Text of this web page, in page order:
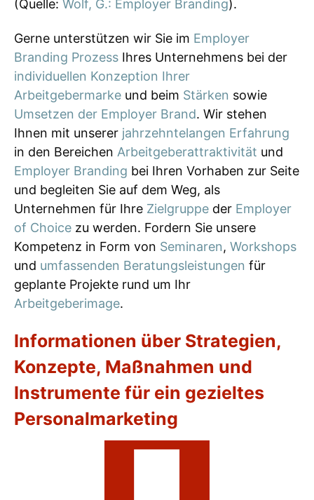
(Quelle: Wolf, G.: Employer Branding).
Gerne unterstützen wir Sie im Employer
Branding Prozess Ihres Unternehmens bei der
individuellen Konzeption Ihrer
Arbeitgebermarke und beim Stärken sowie
Umsetzen der Employer Brand. Wir stehen
Ihnen mit unserer jahrzehntelangen Erfahrung
in den Bereichen Arbeitgeberattraktivität und
Employer Branding bei Ihren Vorhaben zur Seite
und begleiten Sie auf dem Weg, als
Unternehmen für Ihre Zielgruppe der Employer
of Choice zu werden. Fordern Sie unsere
Kompetenz in Form von Seminaren, Workshops
und umfassenden Beratungsleistungen für
geplante Projekte rund um Ihr
Arbeitgeberimage.
Informationen über Strategien,
Konzepte, Maßnahmen und
Instrumente für ein gezieltes
Personalmarketing